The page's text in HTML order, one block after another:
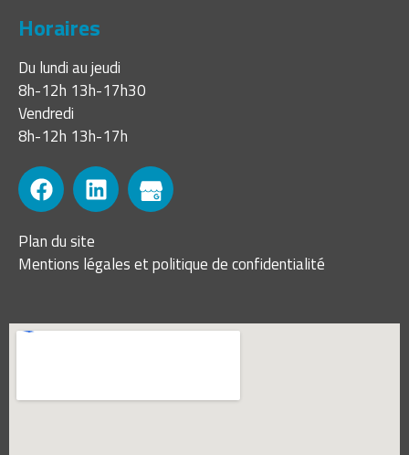
Horaires
Du lundi au jeudi
8h-12h 13h-17h30
Vendredi
8h-12h 13h-17h
Plan du site
Mentions légales et politique de confidentialité